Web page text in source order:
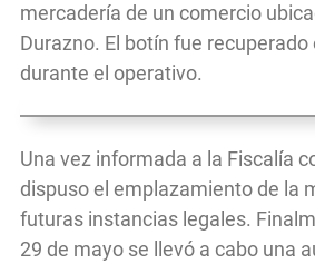
mercadería de un comercio
Durazno. El botín fue
durante el operativo.
Una vez informada a la Fiscalía
dispuso el emplazamiento de la
futuras instancias legales.
29 de mayo se llevó a cabo una